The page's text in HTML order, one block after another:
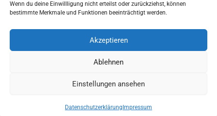
Wenn du deine Einwillligung nicht erteilst oder zurückziehst, können
bestimmte Merkmale und Funktionen beeinträchtigt werden.
Akzeptieren
Ablehnen
Einstellungen ansehen
Datenschutzerklärung Impressum
AGBs
Widerrufsbelehrung
Copyright © 2026 - Sattlerei Meinecke